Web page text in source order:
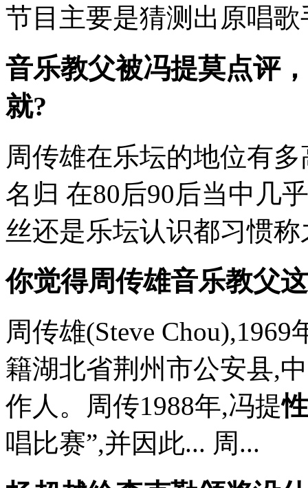
节目主要是猜测出原唱
音乐教父被冯提莫点评
就?
周传雄在乐坛的地位有
名归 在80后90后当中几
丝还是乐坛认识都习惯
你觉得周传雄音乐教父
周传雄(Steve
籍湖北省荆州市公安县,
作人。周传1988年,冯提
唱比赛”,并因此... 周...